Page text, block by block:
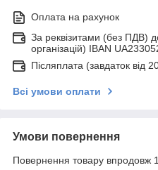
Оплата на рахунок
За реквізитами (без ПДВ)
організацій) IBAN
Післяплата (завдаток від
Всі умови оплати
Умови повернення
Повернення товару впродовж